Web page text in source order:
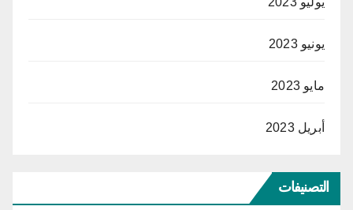
يونيو 2023
مايو 2023
أبريل 2023
التصنيفات